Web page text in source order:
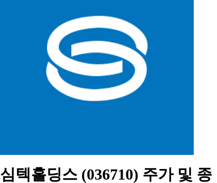
심텍홀딩스 (036710) 주가 및 종